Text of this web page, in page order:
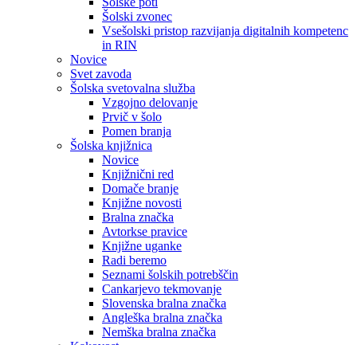
Šolski zvonec
Vsešolski pristop razvijanja digitalnih kompetenc
in RIN
Novice
Svet zavoda
Šolska svetovalna služba
Vzgojno delovanje
Prvič v šolo
Pomen branja
Šolska knjižnica
Novice
Knjižnični red
Domače branje
Knjižne novosti
Bralna značka
Avtorkse pravice
Knjižne uganke
Radi beremo
Seznami šolskih potrebščin
Cankarjevo tekmovanje
Slovenska bralna značka
Angleška bralna značka
Nemška bralna značka